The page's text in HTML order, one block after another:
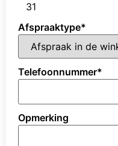
31
Afspraaktype*
Telefoonnummer*
Opmerking